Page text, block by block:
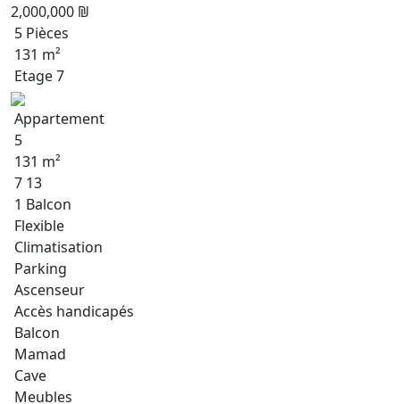
2,000,000 ₪
5 Pièces
131 m²
Etage 7
Appartement
5
131 m²
7 13
1 Balcon
Flexible
Climatisation
Parking
Ascenseur
Accès handicapés
Balcon
Mamad
Cave
Meubles